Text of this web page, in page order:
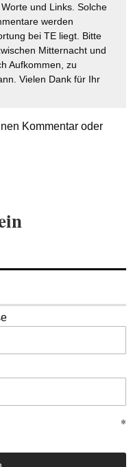
und Links. Solche
werden
bei TE liegt. Bitte
Mitternacht und
Aufkommen, zu
Vielen Dank für Ihr
Kommentar oder